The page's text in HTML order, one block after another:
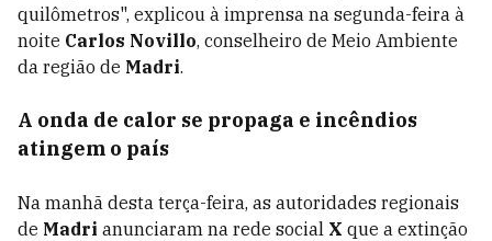
quilômetros", explicou à imprensa na segunda-feira à
noite Carlos Novillo, conselheiro de Meio Ambiente
da região de Madri.
A onda de calor se propaga e incêndios
atingem o país
Na manhã desta terça-feira, as autoridades regionais
de Madri anunciaram na rede social X que a extinção